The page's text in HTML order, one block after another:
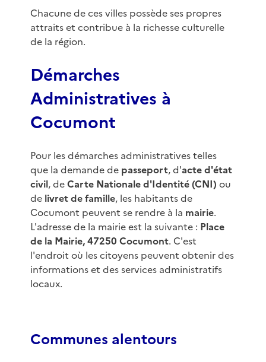
Chacune de ces villes possède ses propres
attraits et contribue à la richesse culturelle
de la région.
Démarches
Administratives à
Cocumont
Pour les démarches administratives telles
que la demande de passeport, d'acte d'état
civil, deCarte Nationale d'Identité (CNI) ou
de livret de famille, les habitants de
Cocumont peuvent se rendre à la mairie.
L'adresse de la mairie est la suivante : Place
de la Mairie, 47250 Cocumont. C'est
l'endroit où les citoyens peuvent obtenir des
informations et des services administratifs
locaux.
Communes alentours